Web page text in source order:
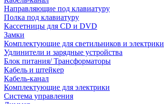
Направляющие под клавиатуру
Полка под клавиатуру
Кассетницы для CD и DVD
Замки
Комплектующие для светильников и электрики
Удлинители и зарядные устройства
Блок питания/ Трансформаторы
Кабель и штейкер
Кабель-канал
Комплектующие для электрики
Система управления